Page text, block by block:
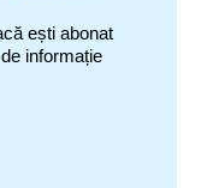
ești abonat
informație